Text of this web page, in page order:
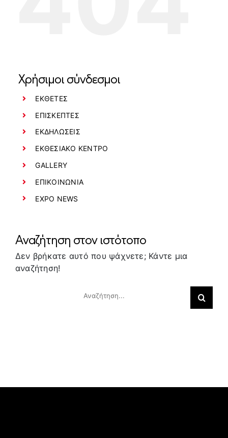
Χρήσιμοι σύνδεσμοι
ΕΚΘΕΤΕΣ
ΕΠΙΣΚΕΠΤΕΣ
ΕΚΔΗΛΩΣΕΙΣ
ΕΚΘΕΣΙΑΚΟ ΚΕΝΤΡΟ
GALLERY
ΕΠΙΚΟΙΝΩΝΙΑ
EXPO NEWS
Αναζήτηση στον ιστότοπο
Δεν βρήκατε αυτό που ψάχνετε; Κάντε μια
αναζήτηση!